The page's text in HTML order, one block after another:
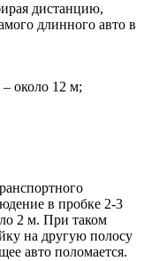
дистанцию,
длинного авто в
около 12 м;
в пробке 2-3
2 м. При таком
на другую полосу
авто поломается.